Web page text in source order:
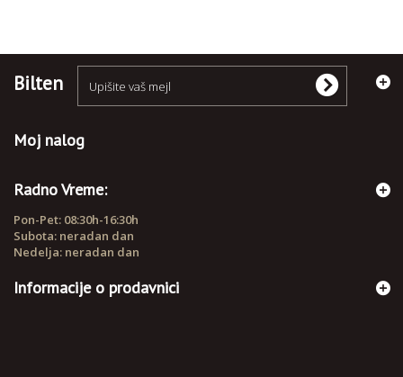
Bilten
Moj nalog
Radno Vreme:
Pon-Pet: 08:30h-16:30h
Subota: neradan dan
Nedelja: neradan dan
Informacije o prodavnici